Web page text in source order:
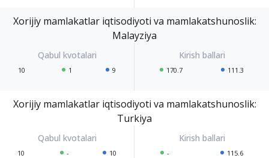
Xorijiy mamlakatlar iqtisodiyoti va mamlakatshunoslik:
Malayziya
10 1 9 170.7 111.3
Xorijiy mamlakatlar iqtisodiyoti va mamlakatshunoslik:
Turkiya
10 - 10 - 115.6